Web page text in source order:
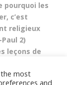
pourquoi les
c’est
religieux
2)
leçons de
most
and